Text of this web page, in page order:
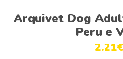
Ver
Arquivet Dog
Peru e
2.21€